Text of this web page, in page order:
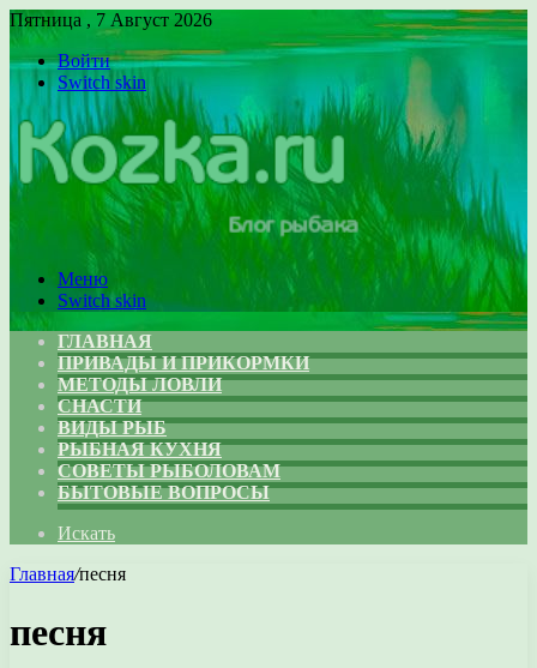
Пятница , 7 Август 2026
Войти
Switch skin
Меню
Switch skin
ГЛАВНАЯ
ПРИВАДЫ И ПРИКОРМКИ
МЕТОДЫ ЛОВЛИ
СНАСТИ
ВИДЫ РЫБ
РЫБНАЯ КУХНЯ
СОВЕТЫ РЫБОЛОВАМ
БЫТОВЫЕ ВОПРОСЫ
Искать
Главная/песня
песня